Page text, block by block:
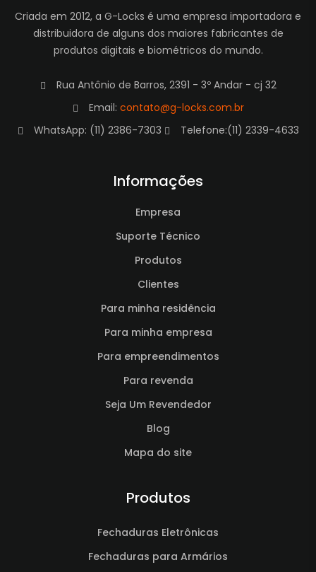
Criada em 2012, a G-Locks é uma empresa importadora e
distribuidora de alguns dos maiores fabricantes de
produtos digitais e biométricos do mundo.
Rua Antônio de Barros, 2391 - 3º Andar - cj 32
Email: contato@g-locks.com.br
WhatsApp: (11) 2386-7303
Telefone:(11) 2339-4633
Informações
Empresa
Suporte Técnico
Produtos
Clientes
Para minha residência
Para minha empresa
Para empreendimentos
Para revenda
Seja Um Revendedor
Blog
Mapa do site
Produtos
Fechaduras Eletrônicas
Fechaduras para Armários